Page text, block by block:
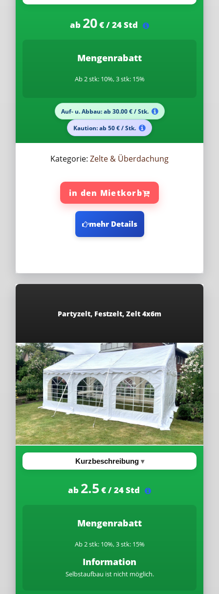
ab 20€ / 24 Std
Mengenrabatt
Ab 2 stk: 10%, 3 stk: 15%
Auf- u. Abbau: ab 30.00 € / Stk.
Kaution: ab 50 € / Stk.
Kategorie: Zelte & Überdachung
in den Mietkorb
mehr Details
Partyzelt, Festzelt, Zelt 4x6m
Kurzbeschreibung
ab 2.5€ / 24 Std
Mengenrabatt
Ab 2 stk: 10%, 3 stk: 15%
Information
Selbstaufbau ist nicht möglich.